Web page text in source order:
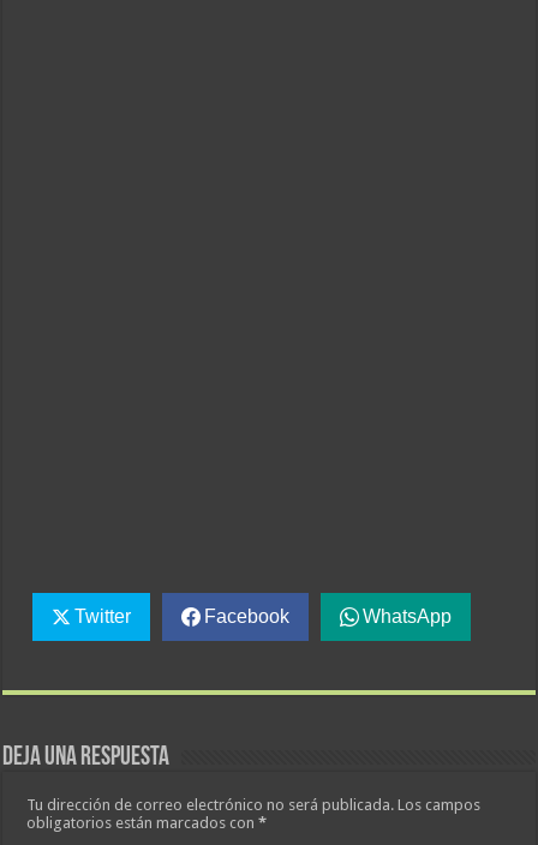
Twitter Facebook WhatsApp
Deja una respuesta
Tu dirección de correo electrónico no será publicada. Los campos
obligatorios están marcados con*